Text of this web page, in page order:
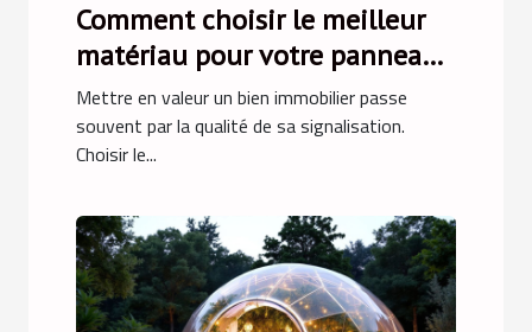
Comment choisir le meilleur
matériau pour votre panneau
immobilier à vendre
Mettre en valeur un bien immobilier passe
souvent par la qualité de sa signalisation.
Choisir le...